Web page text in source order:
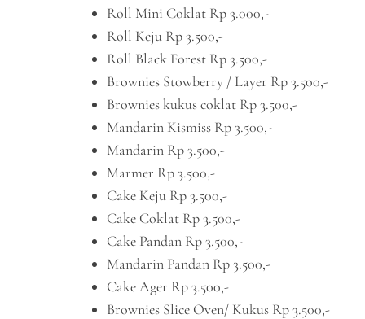
Roll Mini Coklat Rp 3.000,-
Roll Keju Rp 3.500,-
Roll Black Forest Rp 3.500,-
Brownies Stowberry / Layer Rp 3.500,-
Brownies kukus coklat Rp 3.500,-
Mandarin Kismiss Rp 3.500,-
Mandarin Rp 3.500,-
Marmer Rp 3.500,-
Cake Keju Rp 3.500,-
Cake Coklat Rp 3.500,-
Cake Pandan Rp 3.500,-
Mandarin Pandan Rp 3.500,-
Cake Ager Rp 3.500,-
Brownies Slice Oven/ Kukus Rp 3.500,-